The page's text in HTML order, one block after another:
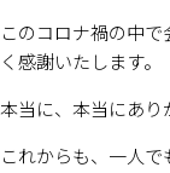
このコロナ禍の中
く感謝いたします。
本当に、本当にあり
これからも、一人